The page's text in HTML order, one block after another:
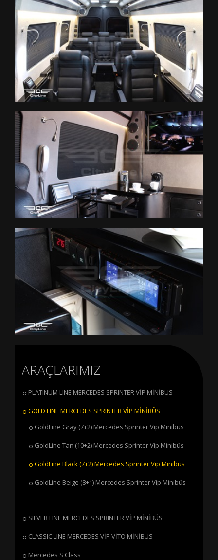
ARAÇLARIMIZ
PLATINUM LINE MERCEDES SPRINTER VİP MİNİBÜS
GOLD LINE MERCEDES SPRINTER VİP MİNİBÜS
GoldLine Gray (7+2) Mercedes Sprinter Vip Minibüs
GoldLine Tan (10+2) Mercedes Sprinter Vip Minibüs
GoldLine Black (7+2) Mercedes Sprinter Vip Minibüs
GoldLine Beige (8+1) Mercedes Sprinter Vip Minibüs
SILVER LINE MERCEDES SPRINTER VİP MİNİBÜS
CLASSIC LINE MERCEDES VİP VİTO MİNİBÜS
Mercedes S Class